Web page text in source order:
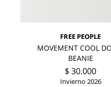
FREE PEOPLE
MOVEMENT COOL
BEANIE
$ 30.000
Invierno 2026